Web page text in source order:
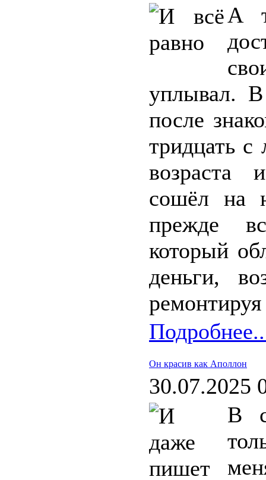
А
уплывал.
после
тридцать с
возраста
сошёл на
прежде
который
деньги,
Он красив как Аполлон
30.07.2025
В